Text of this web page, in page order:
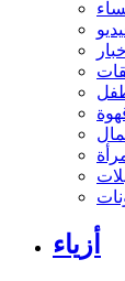
أزياء